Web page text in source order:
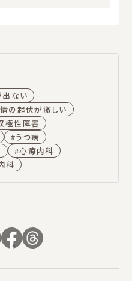
出ない
の起伏が激しい
極性障害
うつ病
心療内科
科